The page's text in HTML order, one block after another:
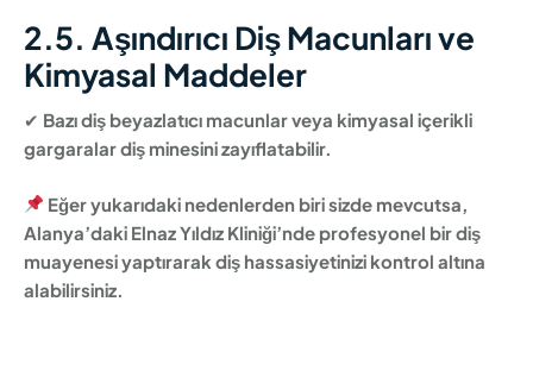
2.5. Aşındırıcı Diş Macunları ve
Kimyasal Maddeler
✔ Bazı diş beyazlatıcı macunlar veya kimyasal içerikli
gargaralar diş minesini zayıflatabilir.
Eğer yukarıdaki nedenlerden biri sizde mevcutsa,
Alanya’daki Elnaz Yıldız Kliniği’nde profesyonel bir diş
muayenesi yaptırarak diş hassasiyetinizi kontrol altına
alabilirsiniz.